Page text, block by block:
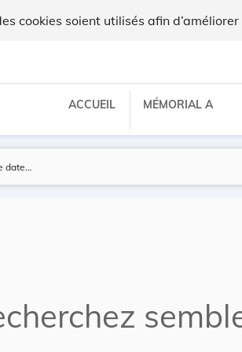
cookies soient utilisés afin
ACCUEIL MÉMORIAL A